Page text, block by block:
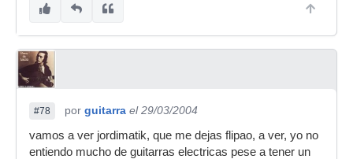
#78 por guitarra el 29/03/2004
vamos a ver jordimatik, que me dejas flipao, a ver, yo no
entiendo mucho de guitarras electricas pese a tener un